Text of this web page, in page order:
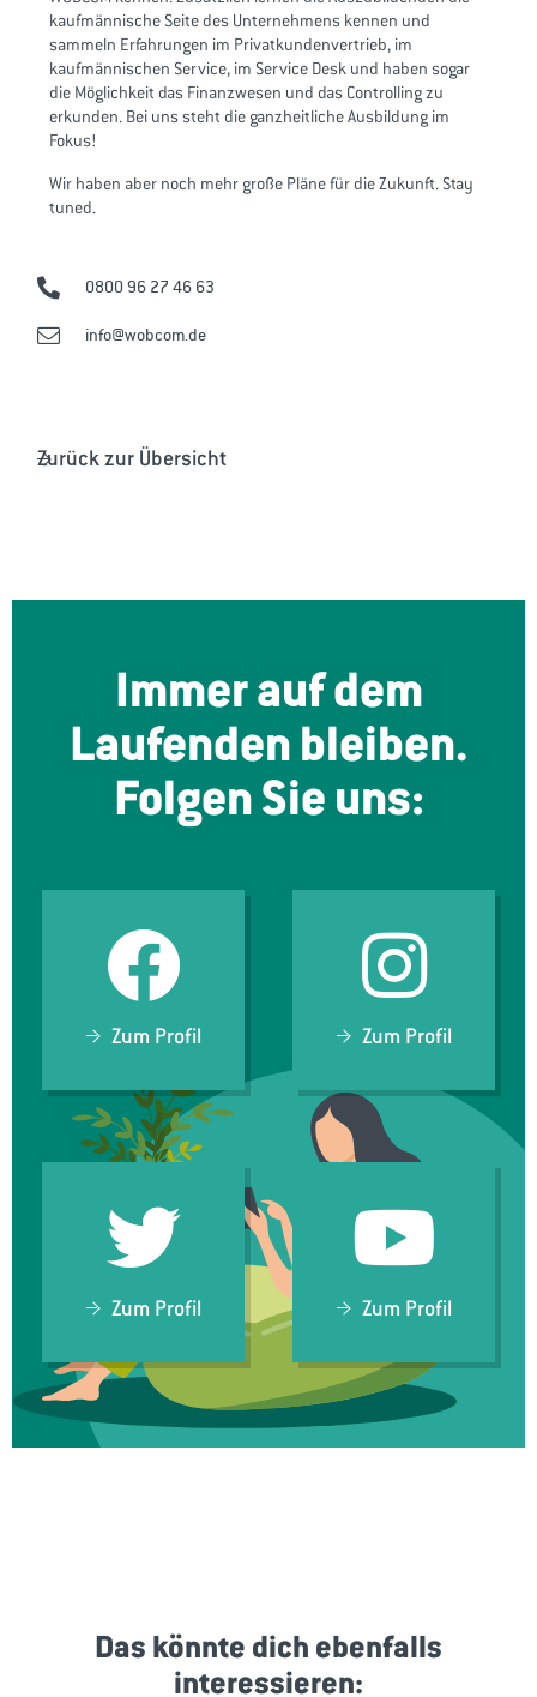
kaufmännische Seite des Unternehmens kennen und
sammeln Erfahrungen im Privatkundenvertrieb, im
kaufmännischen Service, im Service Desk und haben sogar
die Möglichkeit das Finanzwesen und das Controlling zu
erkunden. Bei uns steht die ganzheitliche Ausbildung im
Fokus!
Wir haben aber noch mehr große Pläne für die Zukunft. Stay
tuned.
0800 96 27 46 63
info@wobcom.de
Zurück zur Übersicht
Immer auf dem
Laufenden bleiben.
Folgen Sie uns:
Zum Profil Zum Profil
Zum Profil Zum Profil
Das könnte dich ebenfalls
interessieren: